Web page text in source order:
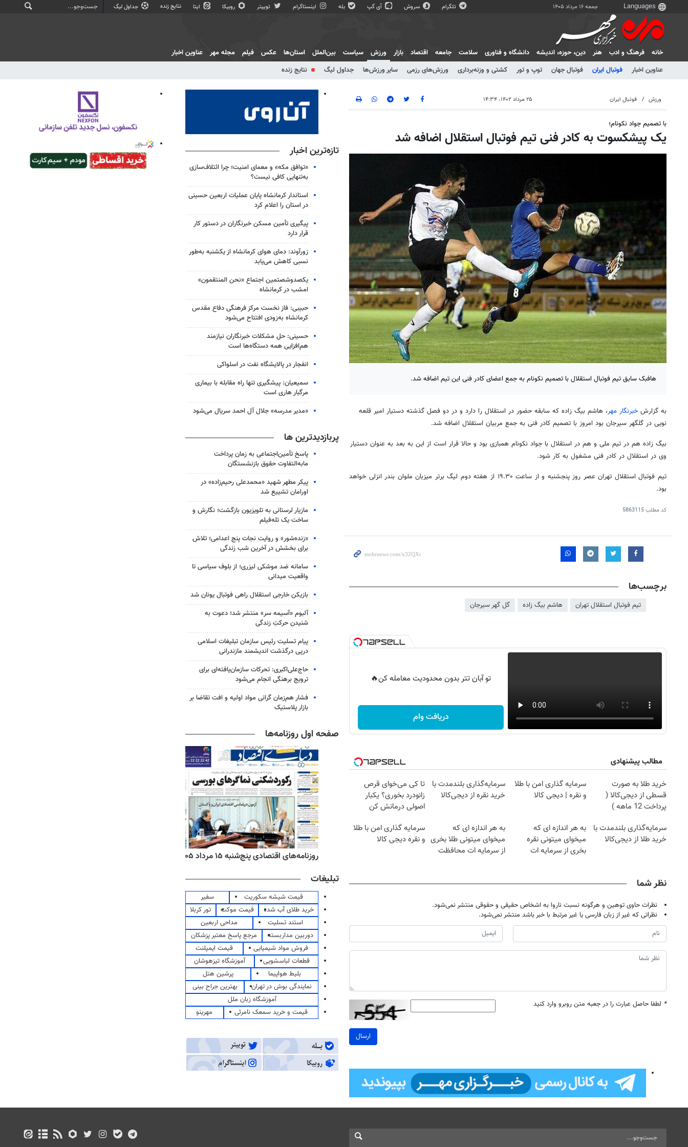
جمعه ۱۶ مرداد ۱۴۰۵ تلگرام سروش آی گپ بله اینستاگرام توییتر روبیکا ایتا نتایج زنده جداول لیگ
خانه فرهنگ و ادب هنر دين، حوزه، انديشه دانشگاه و فناوری سلامت جامعه اقتصاد بازار
ورزش
عناوین اخبار
فوتبال ایران فوتبال جهان توپ و تور کشتی و وزنه‌برداری ورزش‌های رزمی سایر ورزش‌ها جداول لیگ نتایج زنده
سیاست بین‌الملل استان‌ها عکس فیلم مجله مهر عناوین اخبار
ورزش فوتبال ایران ۲۵ مرداد ۱۴۰۲، ۱۴:۳۴
با تصمیم جواد نکونام؛
یک پیشکسوت به کادر فنی تیم فوتبال استقلال اضافه شد
هافبک سابق تیم فوتبال استقلال با تصمیم نکونام به جمع اعضای کادر فنی این تیم اضافه شد.
به گزارش خبرنگار مهر، هاشم بیگ زاده که سابقه حضور در استقلال را دارد و در دو فصل گذشته دستیار امیر قلعه
نویی در گلگهر سیرجان بود امروز با تصمیم کادر فنی به جمع مربیان استقلال اضافه شد.
بیگ زاده هم در تیم ملی و هم در استقلال با جواد نکونام همبازی بود و حالا قرار است از این به بعد به عنوان دستیار
وی در استقلال در کادر فنی مشغول به کار شود.
تیم فوتبال استقلال تهران عصر روز پنجشنبه و از ساعت ۱۹.۳۰ از هفته دوم لیگ برتر میزبان ملوان بندر انزلی خواهد
بود.
کد مطلب5863115
برچسب‌ها
تیم فوتبال استقلال تهران هاشم بیگ زاده گل گهر سیرجان
تو آبان تتر بدون محدودیت معامله کن🔥
دریافت وام
مطالب پیشنهادی
خرید طلا به صورت
قسطی از دیجی‌کالا (
پرداخت 12 ماهه )
سرمایه گذاری امن با طلا
و نقره | دیجی کالا
سرمایه‌گذاری بلندمدت با
خرید نقره از دیجی‌کالا
تا کی می‌خوای قرص
زانودرد بخوری؟ یکبار
اصولی درمانش کن
سرمایه‌گذاری بلندمدت با
خرید طلا از دیجی‌کالا
به هر اندازه ای که
میخوای میتونی نقره
بخری از سرمایه ات
به هر اندازه ای که
میخوای میتونی طلا بخری
از سرمایه ات محافظت
سرمایه گذاری امن با طلا
و نقره دیجی کالا
نظر شما
نظرات حاوی توهین و هرگونه نسبت ناروا به اشخاص حقیقی و حقوقی منتشر نمی‌شود.
نظراتی که غیر از زبان فارسی یا غیر مرتبط با خبر باشد منتشر نمی‌شود.
* لطفا حاصل عبارت را در جعبه متن روبرو وارد کنید
ارسال
تازه‌ترین اخبار
«توافق مکه» و معمای امنیت؛ چرا ائتلاف‌سازی
به‌تنهایی کافی نیست؟
استاندار کرمانشاه پایان عملیات اربعین حسینی
در استان را اعلام کرد
پیگیری تأمین مسکن خبرنگاران در دستور کار
قرار دارد
زورآوند: دمای هوای کرمانشاه از یکشنبه به‌طور
نسبی کاهش می‌یابد
یکصدوشصتمین اجتماع «نحن المنتقمون»
امشب در کرمانشاه
حبیبی: فاز نخست مرکز فرهنگی دفاع مقدس
کرمانشاه به‌زودی افتتاح می‌شود
حسینی: حل مشکلات خبرنگاران نیازمند
هم‌افزایی همه دستگاه‌ها است
انفجار در پالایشگاه نفت در اسلواکی
سمیعیان: پیشگیری تنها راه مقابله با بیماری
مرگبار هاری است
«مدیر مدرسه» جلال آل احمد سریال می‌شود
پربازدیدترین ها
پاسخ تأمین‌اجتماعی به زمان پرداخت
مابه‌التفاوت حقوق بازنشستگان
پیکر مطهر شهید «محمدعلی رحیم‌زاده» در
اورامان تشییع شد
مازیار لرستانی به تلویزیون بازگشت؛ نگارش و
ساخت یک تله‌فیلم
«زنده‌شور» و روایت نجات پنج اعدامی؛ تلاش
برای بخشش در آخرین شب زندگی
سامانه ضد موشکی لیزری؛ از بلوف سیاسی تا
واقعیت میدانی
بازیکن خارجی استقلال راهی فوتبال یونان شد
آلبوم «آسیمه سر» منتشر شد؛ دعوت به
شنیدن حرکتِ زندگی
پیام تسلیت رئیس سازمان تبلیغات اسلامی
درپی درگذشت اندیشمند مازندرانی
حاج‌علی‌اکبری: تحرکات سازمان‌یافته‌ای برای
ترویج برهنگی انجام می‌شود
فشار هم‌زمان گرانی مواد اولیه و افت تقاضا بر
بازار پلاستیک
صفحه اول روزنامه‌ها
روزنامه‌های صبح پنج‌شنبه ۱۵ مرداد ۱۴۰۵ روزنامه‌های ورزشی پنج‌شنبه ۱۵ مرداد ۱۴۰۵ روزنامه‌های اقتصادی پنج‌شنبه ۱۵ مرداد ۱۴۰۵
تبلیغات
قیمت شیشه سکوریت
سفیر
خرید طلای آب شده
قیمت موکت
تور کربلا
استند تسلیت
مداحی اربعین
دوربین مداربسته
مرجع پاسخ معتبر پزشکان
فروش مواد شیمیایی
قیمت ایمپلنت
قطعات لباسشویی
آموزشگاه تیزهوشان
بلیط هواپیما
پرشین هتل
نمایندگی بوش در تهران
بهترین جراح بینی
آموزشگاه زبان ملل
قیمت و خرید سمعک نامرئی
مهرینو